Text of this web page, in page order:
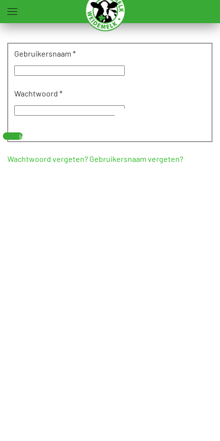
Terug naar hoofdinhoud
Gebruikersnaam *
Wachtwoord *
Inloggen
Wachtwoord vergeten? Gebruikersnaam vergeten?